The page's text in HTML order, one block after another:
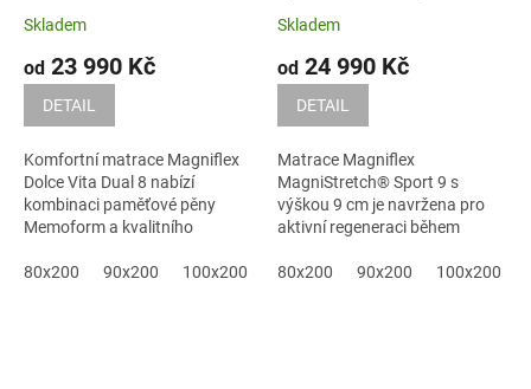
paměťovou pěnou pro
Skladem
od 23 990 Kč
DETAIL
Komfortní matrace Magniflex
Dolce Vita Dual 8 nabízí
kombinaci paměťové pěny
Memoform a kvalitního
80x200
90x200 100x200 120x200 140x200 160x200
životní styl
Skladem
od 24 990 Kč
DETAIL
Matrace Magniflex
MagniStretch® Sport 9 s
výškou 9 cm je navržena pro
aktivní regeneraci během
80x200
90x200 100x200